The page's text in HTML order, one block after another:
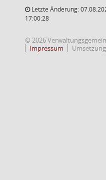
Letzte Änderung:
17:00:28
© 2026
Impressum